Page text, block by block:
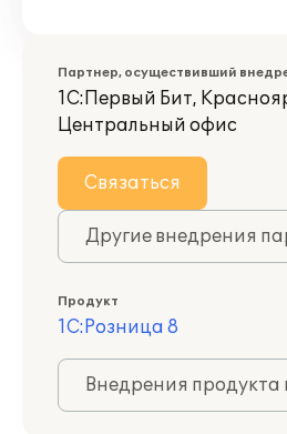
Партнер, осуществивший
1С:Первый Бит,
Центральный офис
Связаться
Другие внедрения
Продукт
1С:Розница 8
Внедрения